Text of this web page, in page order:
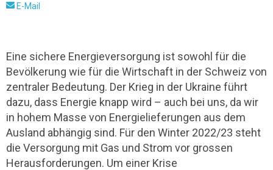
Eine sichere Energieversorgung ist sowohl für die
Bevölkerung wie für die Wirtschaft in der Schweiz von
zentraler Bedeutung. Der Krieg in der Ukraine führt
dazu, dass Energie knapp wird – auch bei uns, da wir
in hohem Masse von Energielieferungen aus dem
Ausland abhängig sind. Für den Winter 2022/23 steht
die Versorgung mit Gas und Strom vor grossen
Herausforderungen. Um einer Krise
E-Mail